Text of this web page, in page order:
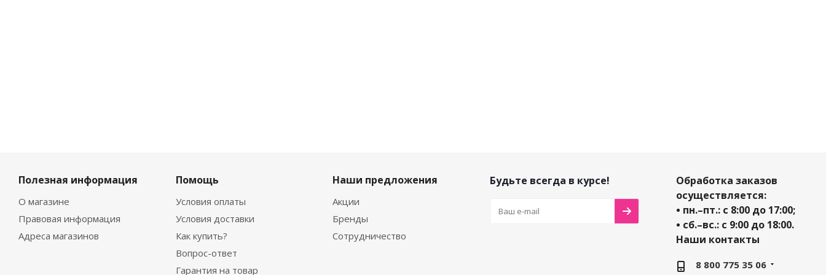
Полезная информация
О магазине
Правовая информация
Адреса магазинов
Помощь
Условия оплаты
Условия доставки
Как купить?
Вопрос-ответ
Гарантия на товар
Наши предложения
Акции
Бренды
Сотрудничество
Будьте всегда в курсе!
Обработка заказов
осуществляется:
• пн.–пт.: с 8:00 до 17:00;
• сб.–вс.: с 9:00 до 18:00.
Наши контакты
8 800 775 35 06